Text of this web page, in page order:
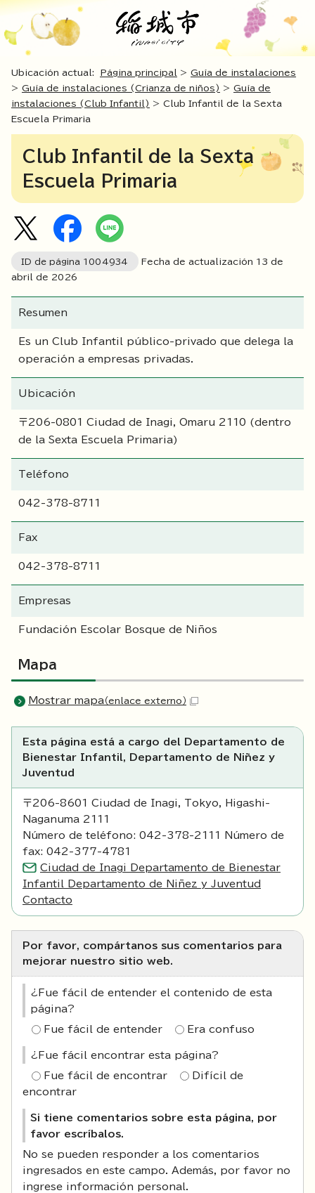
Ubicación actual: Página principal > Guía de instalaciones
> Guía de instalaciones (Crianza de niños) > Guía de
instalaciones (Club Infantil) > Club Infantil de la Sexta
Escuela Primaria
Club Infantil de la Sexta
Escuela Primaria
ID de página 1004934 Fecha de actualización 13 de
abril de 2026
Resumen
Es un Club Infantil público-privado que delega la
operación a empresas privadas.
Ubicación
〒206-0801 Ciudad de Inagi, Omaru 2110 (dentro
de la Sexta Escuela Primaria)
Teléfono
042-378-8711
Fax
042-378-8711
Empresas
Fundación Escolar Bosque de Niños
Mapa
Mostrar mapa（enlace externo）
Esta página está a cargo del Departamento de
Bienestar Infantil, Departamento de Niñez y
Juventud
〒206-8601 Ciudad de Inagi, Tokyo, Higashi-
Naganuma 2111
Número de teléfono: 042-378-2111 Número de
fax: 042-377-4781
Ciudad de Inagi Departamento de Bienestar
Infantil Departamento de Niñez y Juventud
Contacto
Por favor, compártanos sus comentarios para
mejorar nuestro sitio web.
¿Fue fácil de entender el contenido de esta
página?
Fue fácil de entender Era confuso
¿Fue fácil encontrar esta página?
Fue fácil de encontrar
Difícil de
encontrar
Si tiene comentarios sobre esta página, por
favor escríbalos.
No se pueden responder a los comentarios
ingresados en este campo. Además, por favor no
ingrese información personal.